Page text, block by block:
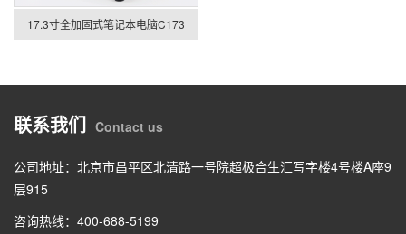
17.3寸全加固式笔记本电脑C173
联系我们 Contact us
公司地址：北京市昌平区北清路一号院超极合生汇写字楼4号楼A座9
层915
咨询热线：400-688-5199